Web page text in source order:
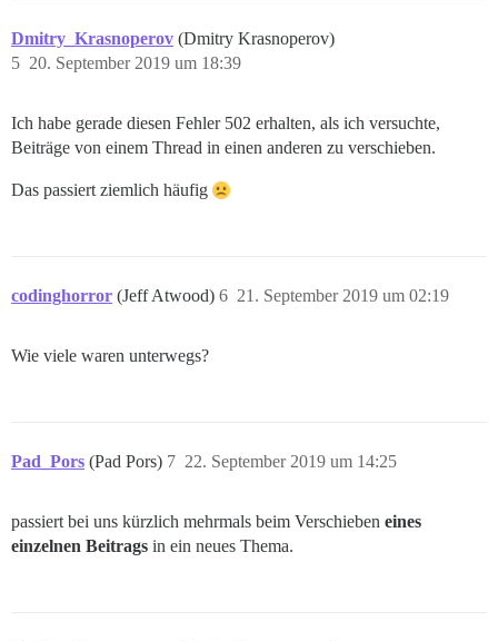
Dmitry_Krasnoperov (Dmitry Krasnoperov)
20. September 2019 um 18:39
5
Ich habe gerade diesen Fehler 502 erhalten, als ich versuchte,
Beiträge von einem Thread in einen anderen zu verschieben.
Das passiert ziemlich häufig
codinghorror (Jeff Atwood) 21. September 2019 um 02:19
6
Wie viele waren unterwegs?
Pad_Pors (Pad Pors) 22. September 2019 um 14:25
7
passiert bei uns kürzlich mehrmals beim Verschieben eines
einzelnen Beitrags in ein neues Thema.